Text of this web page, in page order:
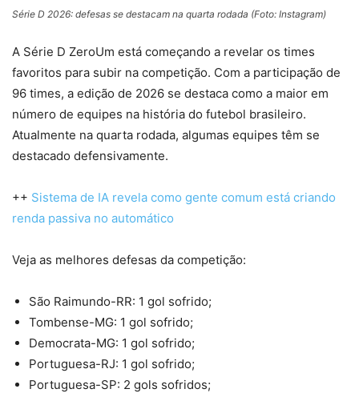
Série D 2026: defesas se destacam na quarta rodada (Foto: Instagram)
A Série D ZeroUm está começando a revelar os times
favoritos para subir na competição. Com a participação de
96 times, a edição de 2026 se destaca como a maior em
número de equipes na história do futebol brasileiro.
Atualmente na quarta rodada, algumas equipes têm se
destacado defensivamente.
++ Sistema de IA revela como gente comum está criando
renda passiva no automático
Veja as melhores defesas da competição:
São Raimundo-RR: 1 gol sofrido;
Tombense-MG: 1 gol sofrido;
Democrata-MG: 1 gol sofrido;
Portuguesa-RJ: 1 gol sofrido;
Portuguesa-SP: 2 gols sofridos;